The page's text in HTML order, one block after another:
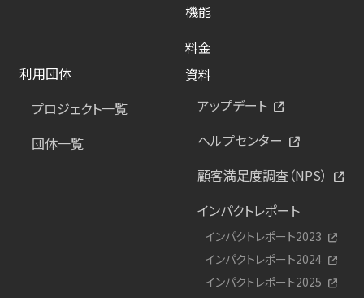
機能
料金
利用団体
プロジェクト一覧
団体一覧
資料
アップデート
ヘルプセンター
顧客満足度調査（NPS）
インパクトレポート
インパクトレポート2023
インパクトレポート2024
インパクトレポート2025